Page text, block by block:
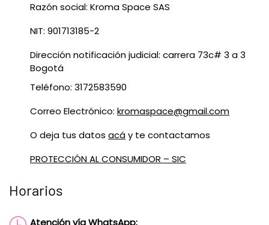
Razón social: Kroma Space SAS
NIT: 901713185-2
Dirección notificación judicial: carrera 73c# 3 a 3
Bogotá
Teléfono: 3172583590
Correo Electrónico: kromaspace@gmail.com
O deja tus datos acáy te contactamos
PROTECCIÓN AL CONSUMIDOR – SIC
Horarios
Atención vía WhatsApp: